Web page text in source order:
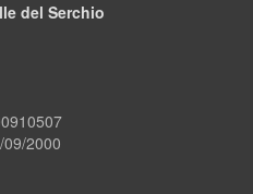
del Serchio
2000